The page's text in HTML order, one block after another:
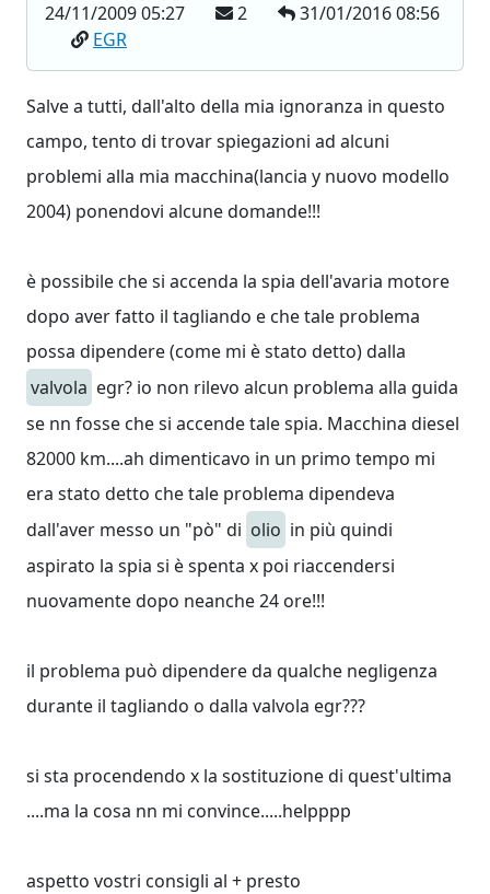
24/11/2009 05:27
2
31/01/2016 08:56
EGR
Salve a tutti, dall'alto della mia ignoranza in questo
campo, tento di trovar spiegazioni ad alcuni
problemi alla mia macchina(lancia y nuovo modello
2004) ponendovi alcune domande!!!
è possibile che si accenda la spia dell'avaria motore
dopo aver fatto il tagliando e che tale problema
possa dipendere (come mi è stato detto) dalla
valvola egr? io non rilevo alcun problema alla guida
se nn fosse che si accende tale spia. Macchina diesel
82000 km....ah dimenticavo in un primo tempo mi
era stato detto che tale problema dipendeva
dall'aver messo un "pò" di olio in più quindi
aspirato la spia si è spenta x poi riaccendersi
nuovamente dopo neanche 24 ore!!!
il problema può dipendere da qualche negligenza
durante il tagliando o dalla valvola egr???
si sta procendendo x la sostituzione di quest'ultima
....ma la cosa nn mi convince.....helpppp
aspetto vostri consigli al + presto